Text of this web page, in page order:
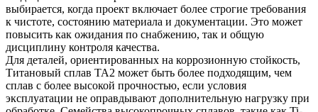
выбирается, когда проект включает более строгие требования
к чистоте, состоянию материала и документации. Это может
повысить как ожидания по снабжению, так и общую
дисциплину контроля качества.
Для деталей, ориентированных на коррозионную стойкость,
Титановый сплав TA2 может быть более подходящим, чем
сплав с более высокой прочностью, если условия
эксплуатации не оправдывают дополнительную нагрузку при